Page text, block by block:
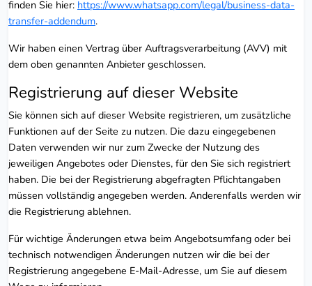
finden Sie hier: https://www.whatsapp.com/legal/business-data-
transfer-addendum.
Wir haben einen Vertrag über Auftragsverarbeitung (AVV) mit
dem oben genannten Anbieter geschlossen.
Registrierung auf dieser Website
Sie können sich auf dieser Website registrieren, um zusätzliche
Funktionen auf der Seite zu nutzen. Die dazu eingegebenen
Daten verwenden wir nur zum Zwecke der Nutzung des
jeweiligen Angebotes oder Dienstes, für den Sie sich registriert
haben. Die bei der Registrierung abgefragten Pflichtangaben
müssen vollständig angegeben werden. Anderenfalls werden wir
die Registrierung ablehnen.
Für wichtige Änderungen etwa beim Angebotsumfang oder bei
technisch notwendigen Änderungen nutzen wir die bei der
Registrierung angegebene E-Mail-Adresse, um Sie auf diesem